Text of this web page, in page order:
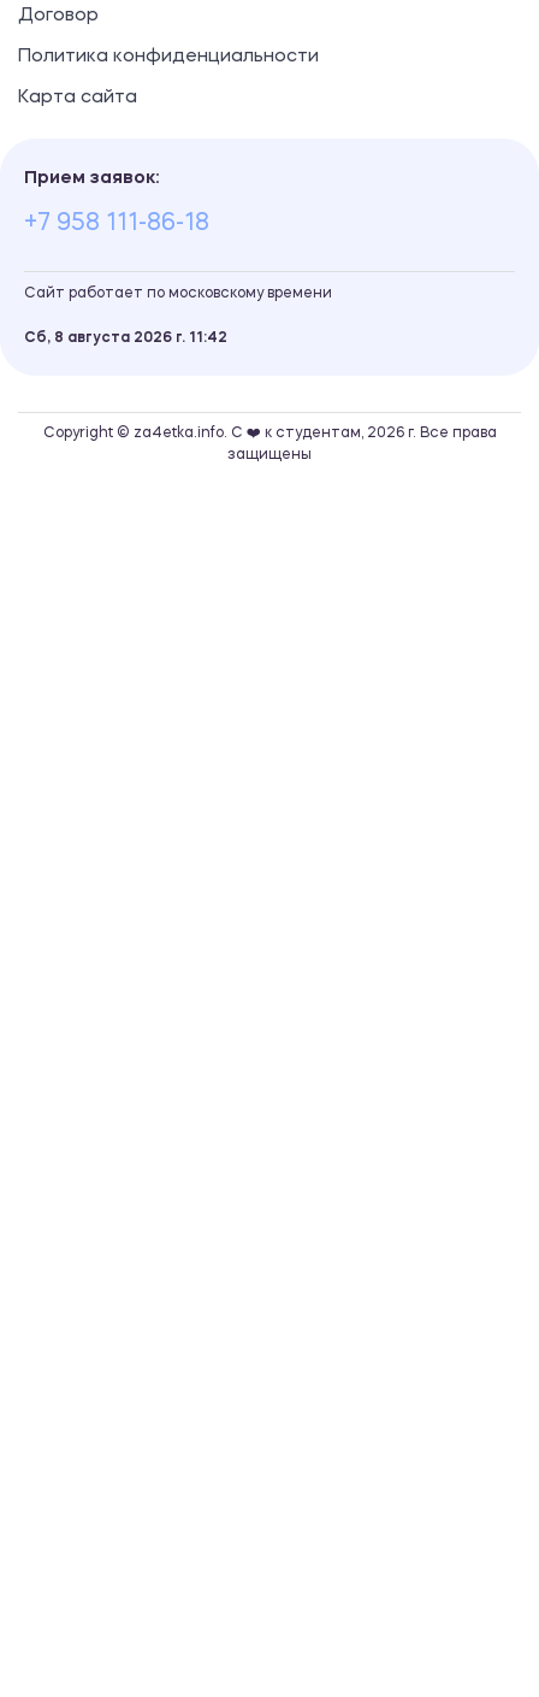
Договор
Политика конфиденциальности
Карта сайта
Прием заявок:
+7 958 111-86-18
Сайт работает по московскому времени
Сб, 8 августа 2026 г. 11 42
Copyright © za4etka.info. С ❤️ к студентам, 2026 г. Все права
защищены